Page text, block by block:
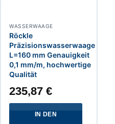
WASSERWAAGE
Röckle
Präzisionswasserwaage
L=160 mm Genauigkeit
0,1 mm/m, hochwertige
Qualität
235,87€
IN DEN